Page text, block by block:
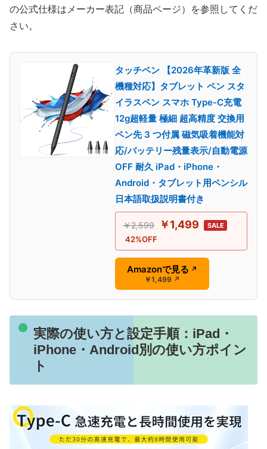
の公式仕様はメーカー表記（商品ページ）を参照してくだ
さい。
タッチペン 【2026年革新版 全
機種対応】タブレット ペン スタ
イラスペン スマホ Type-C充電
12g超軽量 極細 超高精度 交換用
ペン先 3 つ付属 磁気吸着機能対
応/バッテリー残量表示/自動電源
OFF 耐久 iPad・iPhone・
Android・タブレット用ペンシル
日本語取扱説明書付き
￥2,599 ￥1,499 SALE
42%OFF
Amazonで見る ↗
￥1,499 ↗
実際の使い方と設定手順：iPad・
iPhone・Android別の使い方ポイン
ト